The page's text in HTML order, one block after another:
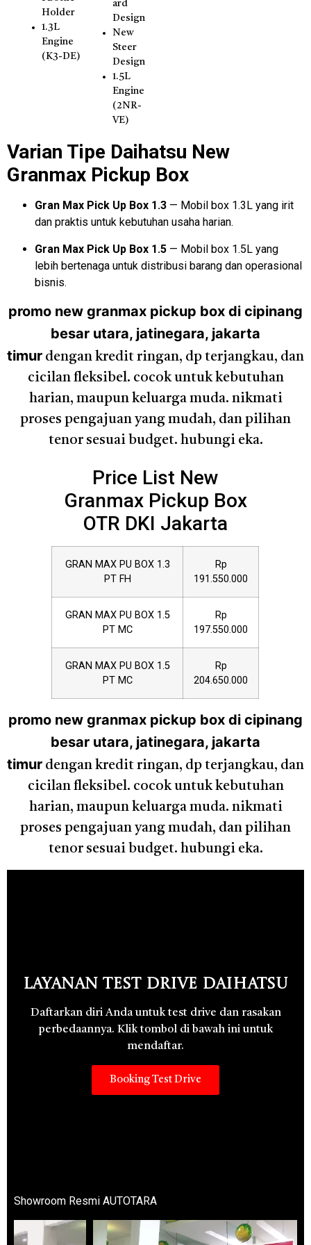
Holder
1.3L
Engine
(K3-DE)
ard
Design
New
Steer
Design
1.5L
Engine
(2NR-
VE)
Varian Tipe Daihatsu New
Granmax Pickup Box
Gran Max Pick Up Box 1.3 — Mobil box 1.3L yang irit
dan praktis untuk kebutuhan usaha harian.
Gran Max Pick Up Box 1.5 — Mobil box 1.5L yang
lebih bertenaga untuk distribusi barang dan operasional
bisnis.
promo new granmax pickup box di cipinang
besar utara, jatinegara, jakarta
timur dengan kredit ringan, dp terjangkau, dan
cicilan fleksibel. cocok untuk kebutuhan
harian, maupun keluarga muda. nikmati
proses pengajuan yang mudah, dan pilihan
tenor sesuai budget. hubungi eka.
Price List New
Granmax Pickup Box
OTR DKI Jakarta
GRAN MAX PU BOX 1.3
PT FH
Rp
191.550.000
GRAN MAX PU BOX 1.5
PT MC
Rp
197.550.000
GRAN MAX PU BOX 1.5
PT MC
Rp
204.650.000
promo new granmax pickup box di cipinang
besar utara, jatinegara, jakarta
timur dengan kredit ringan, dp terjangkau, dan
cicilan fleksibel. cocok untuk kebutuhan
harian, maupun keluarga muda. nikmati
proses pengajuan yang mudah, dan pilihan
tenor sesuai budget. hubungi eka.
Layanan Test Drive Daihatsu
Daftarkan diri Anda untuk test drive dan rasakan
perbedaannya. Klik tombol di bawah ini untuk
mendaftar.
Booking Test Drive
Showroom Resmi AUTOTARA